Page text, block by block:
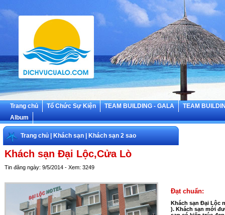
Trang chủ Tổ Chức Sự Kiện TEAM BUILDING - GALA
TEAM
Album
Trang chủ Khách sạn Khách sạn 2 sao
Khách sạn Đại Lộc,Cửa Lò
Tin đăng ngày: 9/5/2014 - Xem: 3249
Đạt chuẩn:
Khách sạn Đại Lộc
). Khách sạn mới